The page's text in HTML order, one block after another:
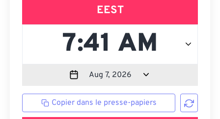
EEST
Copier dans le presse-papiers